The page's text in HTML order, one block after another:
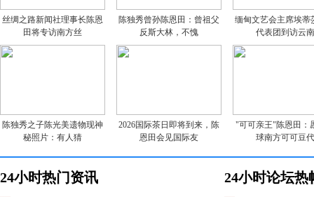
丝绸之路新闻社理事长陈恩
田将专访南方丝
陈独秀曾孙陈恩田：曾祖父
反斯大林，不愧
缅甸文艺会主席埃蒂
代表团到访云南
陈独秀之子陈光美遗物现神
秘照片：有人猜
2026国际茶日即将到来，陈
恩田会见国际友
"可可亲王"陈恩田：
球南方可可豆代
24小时热门资讯 24小时论坛热